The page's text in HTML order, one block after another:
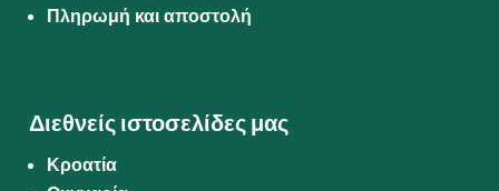
Πληρωμή και αποστολή
Διεθνείς ιστοσελίδες μας
Κροατία